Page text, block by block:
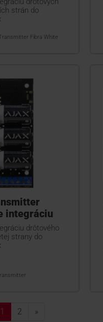
strán do
Fibra White
integráciu
drôtového
strany do
1 2 »